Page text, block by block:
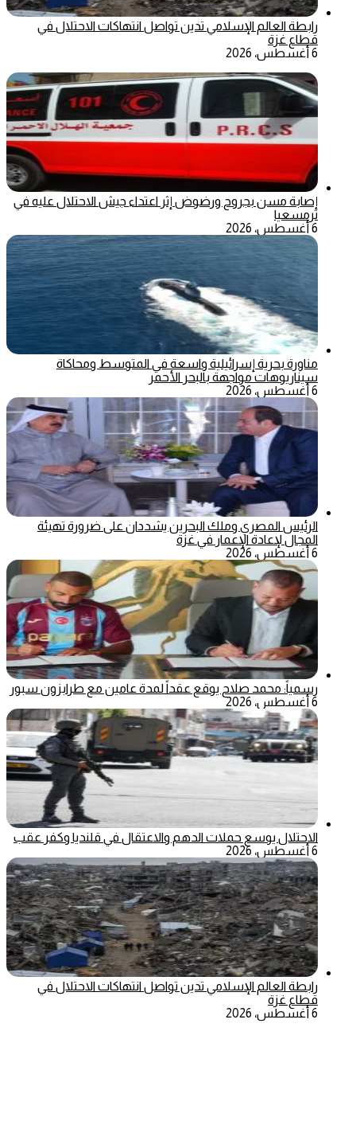
رابطة العالم الإسلامي تدين تواصل انتهاكات الاحتلال في
قطاع غزة
6 أغسطس، 2026
إصابة مسن بجروح ورضوض إثر اعتداء جيش الاحتلال عليه في
ترمسعيا
6 أغسطس، 2026
مناورة بحرية إسرائيلية واسعة في المتوسط ومحاكاة
سيناريوهات مواجهة بالبحر الأحمر
6 أغسطس، 2026
الرئيس المصري وملك البحرين يشددان على ضرورة تهيئة
المجال لإعادة الإعمار في غزة
6 أغسطس، 2026
رسمياً: محمد صلاح يوقع عقداً لمدة عامين مع طرابزون سبور
6 أغسطس، 2026
الاحتلال يوسع حملات الدهم والاعتقال في قلنديا وكفر عقب
6 أغسطس، 2026
رابطة العالم الإسلامي تدين تواصل انتهاكات الاحتلال في
قطاع غزة
6 أغسطس، 2026